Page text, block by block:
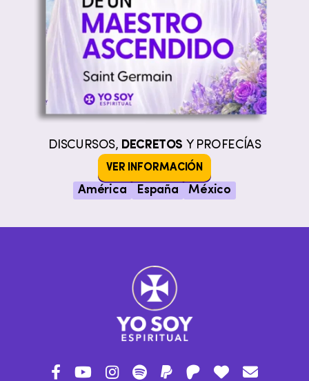
DISCURSOS, DECRETOS Y PROFECÍAS
VER INFORMACIÓN
América España México